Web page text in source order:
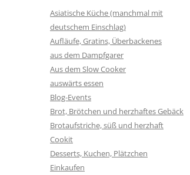
Asiatische Küche (manchmal mit
deutschem Einschlag)
Aufläufe, Gratins, Überbackenes
aus dem Dampfgarer
Aus dem Slow Cooker
auswärts essen
Blog-Events
Brot, Brötchen und herzhaftes Gebäck
Brotaufstriche, süß und herzhaft
Cookit
Desserts, Kuchen, Plätzchen
Einkaufen